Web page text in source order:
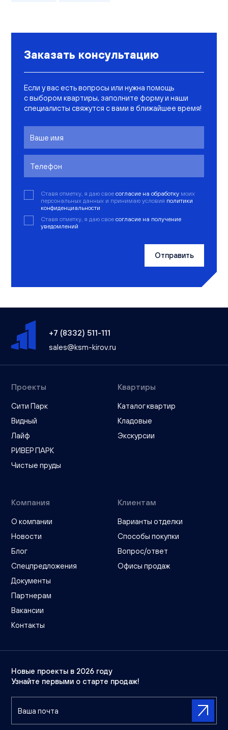
Заказать консультацию
Если у вас есть вопросы или нужна помощь
с выбором квартиры, заполните форму и наши
специалисты свяжутся с вами в ближайшее время!
Ставя отметку, я даю свое согласие на обработку моих
персональных данных и принимаю условия политики
конфиденциальности
Ставя отметку, я даю свое согласие на получение
уведомлений
Отправить
+7 (8332) 511-111
sales@ksm-kirov.ru
Проекты
Сити Парк
Видный
Лайф
РИВЕР ПАРК
Чистые пруды
Квартиры
Каталог квартир
Кладовые
Экскурсии
Компания
О компании
Новости
Блог
Спецпредложения
Документы
Партнерам
Вакансии
Контакты
Клиентам
Варианты отделки
Способы покупки
Вопрос/ответ
Офисы продаж
Новые проекты в 2026 году
Узнайте первыми о старте продаж!